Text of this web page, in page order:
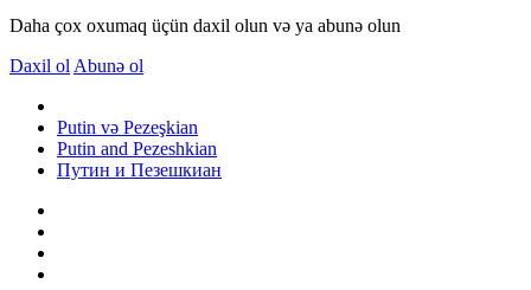
Daha çox oxumaq üçün daxil olun və ya abunə olun
Daxil ol Abunə ol
Putin və Pezeşkian
Putin and Pezeshkian
Путин и Пезешкиан